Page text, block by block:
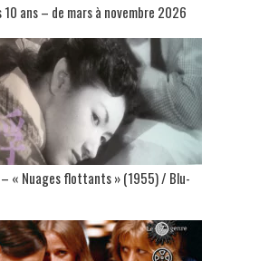
ans – de mars à novembre 2026
« Nuages flottants » (1955) / Blu-